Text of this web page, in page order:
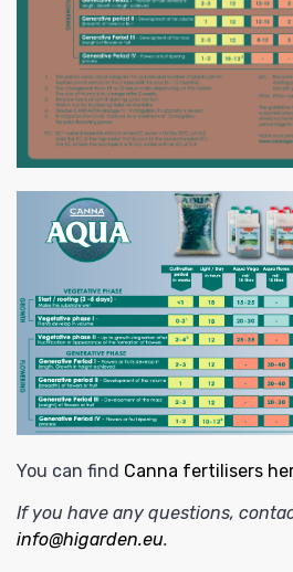
You can find Canna fertilisers
If you have any questions,
info@higarden.eu.